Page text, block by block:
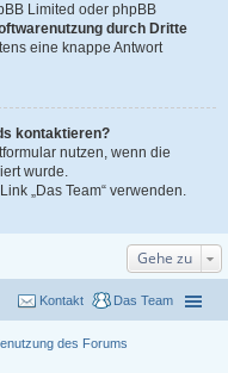
Limited oder phpBB
durch Dritte
eine knappe Antwort
kontaktieren?
nutzen, wenn die
wurde.
„Das Team“ verwenden.
Gehe zu
Das Team
Kontakt
des Forums